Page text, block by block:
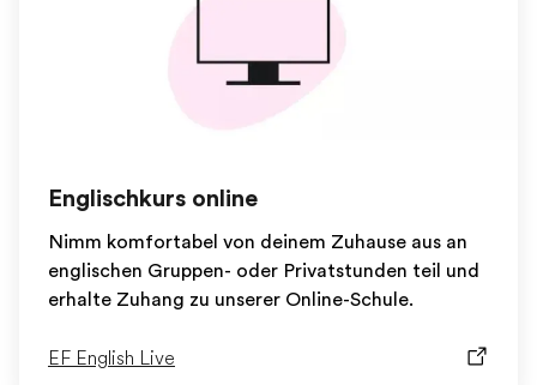
Englischkurs online
Nimm komfortabel von deinem Zuhause aus an
englischen Gruppen- oder Privatstunden teil und
erhalte Zuhang zu unserer Online-Schule.
EF English Live